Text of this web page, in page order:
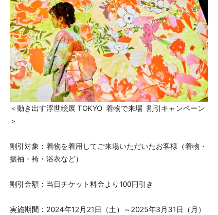
＜動き出す浮世絵展 TOKYO 着物で来場 割引キャンペーン
＞
割引対象：着物を着用してご来場いただいたお客様（着物・
振袖・袴・浴衣など）
割引金額：当日チケット料金より100円引き
実施期間：2024年12月21日（土）～2025年3月31日（月）